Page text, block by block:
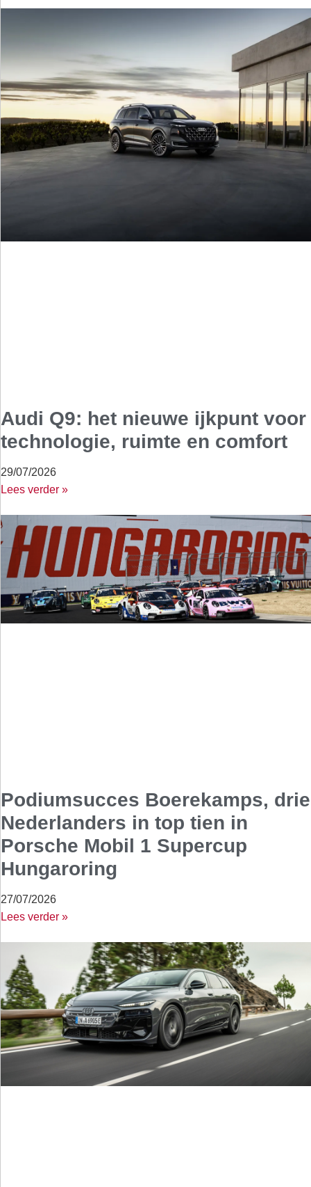
Audi Q9: het nieuwe ijkpunt voor
technologie, ruimte en comfort
29/07/2026
Lees verder »
Podiumsucces Boerekamps, drie
Nederlanders in top tien in
Porsche Mobil 1 Supercup
Hungaroring
27/07/2026
Lees verder »